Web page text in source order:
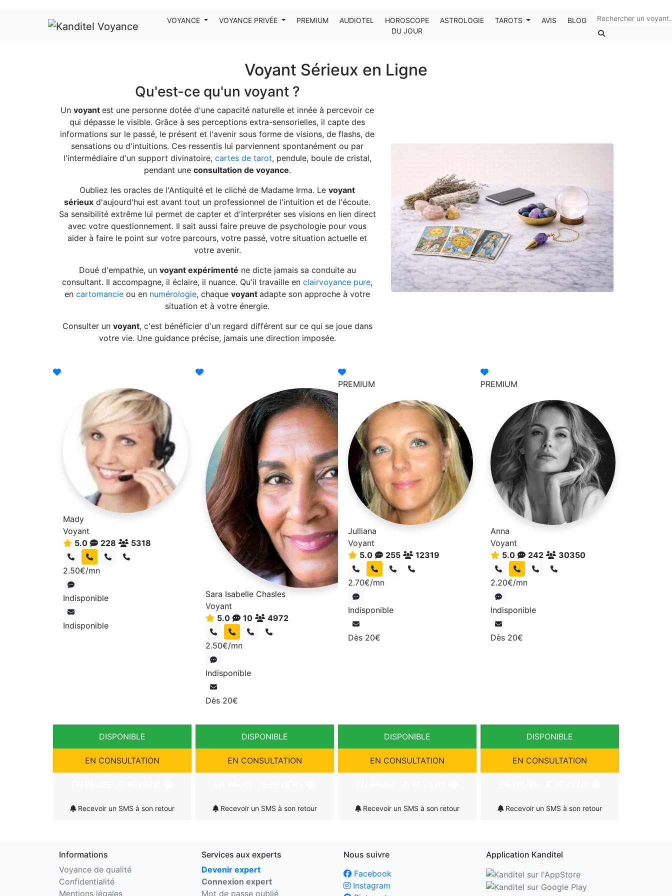
VOYANCE VOYANCE PRIVÉE PREMIUM AUDIOTEL
HOROSCOPE
DU JOUR
ASTROLOGIE TAROTS AVIS BLOG
Voyant Sérieux en Ligne
Qu'est-ce qu'un voyant ?
Un voyant est une personne dotée d'une capacité naturelle et innée à percevoir ce
qui dépasse le visible. Grâce à ses perceptions extra-sensorielles, il capte des
informations sur le passé, le présent et l'avenir sous forme de visions, de flashs, de
sensations ou d'intuitions. Ces ressentis lui parviennent spontanément ou par
l'intermédiaire d'un support divinatoire, cartes de tarot, pendule, boule de cristal,
pendant une consultation de voyance.
Oubliez les oracles de l'Antiquité et le cliché de Madame Irma. Le voyant
sérieux d'aujourd'hui est avant tout un professionnel de l'intuition et de l'écoute.
Sa sensibilité extrême lui permet de capter et d'interpréter ses visions en lien direct
avec votre questionnement. Il sait aussi faire preuve de psychologie pour vous
aider à faire le point sur votre parcours, votre passé, votre situation actuelle et
votre avenir.
Doué d'empathie, un voyant expérimenté ne dicte jamais sa conduite au
consultant. Il accompagne, il éclaire, il nuance. Qu'il travaille en clairvoyance pure,
en cartomancie ou en numérologie, chaque voyant adapte son approche à votre
situation et à votre énergie.
Consulter un voyant, c'est bénéficier d'un regard différent sur ce qui se joue dans
votre vie. Une guidance précise, jamais une direction imposée.
Mady
Voyant
5.0
228 5318
2.50€/mn
Indisponible
Indisponible
DISPONIBLE
EN CONSULTATION
Recevoir un SMS à son retour
Sara Isabelle Chasles
Voyant
5.0
10 4972
2.50€/mn
Indisponible
Dès 20€
DISPONIBLE
EN CONSULTATION
Recevoir un SMS à son retour
PREMIUM
Julliana
Voyant
5.0
255 12319
2.70€/mn
Indisponible
Dès 20€
DISPONIBLE
EN CONSULTATION
Recevoir un SMS à son retour
PREMIUM
Anna
Voyant
5.0
242 30350
2.20€/mn
Indisponible
Dès 20€
DISPONIBLE
EN CONSULTATION
Recevoir un SMS à son retour
Informations
Voyance de qualité
Confidentialité
Mentions légales
Services aux experts
Devenir expert
Connexion expert
Mot de passe oublié
Nous suivre
Facebook
Instagram
Application Kanditel